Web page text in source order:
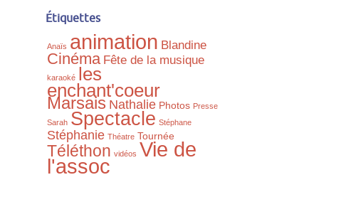
Étiquettes
Anaïs animation Blandine
Cinéma Fête de la musique
karaoké les
enchant'coeur
Marsais Nathalie Photos Presse
Sarah Spectacle Stéphane
Stéphanie Théatre Tournée
Téléthon vidéos Vie de
l'assoc